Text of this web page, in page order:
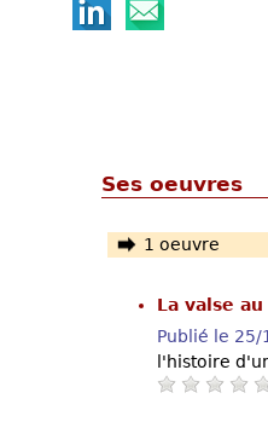
Ses oeuvres
1 oeuvre
La valse au
Publié le 25/
l'histoire